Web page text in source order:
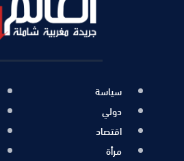
سياسة
دولي
اقتصاد
مرأة